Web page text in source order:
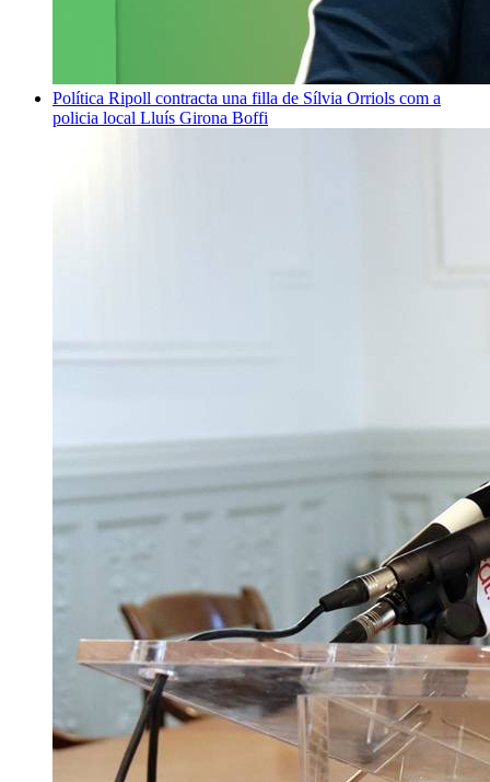
Política Ripoll contracta una filla de Sílvia Orriols com a
policia local Lluís Girona Boffi